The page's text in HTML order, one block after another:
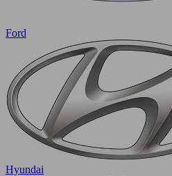
Ford
Hyundai